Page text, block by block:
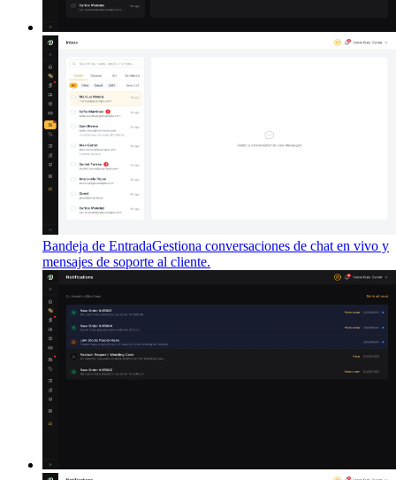
Bandeja de EntradaGestiona conversaciones de chat en vivo y
mensajes de soporte al cliente.